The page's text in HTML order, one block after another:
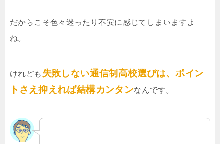
だからこそ色々迷ったり不安に感じてしまいますよ
ね。
けれども 失敗しない通信制高校選びは、ポイン
トさえ抑えれば結構カンタンなんです。